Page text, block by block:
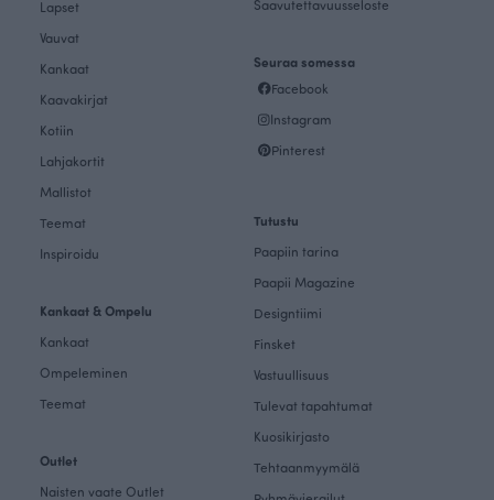
Lapset
Vauvat
Kankaat
Kaavakirjat
Kotiin
Lahjakortit
Mallistot
Teemat
Inspiroidu
Kankaat & Ompelu
Kankaat
Ompeleminen
Teemat
Outlet
Naisten vaate Outlet
Saavutettavuusseloste
Seuraa somessa
Facebook
Instagram
Pinterest
Tutustu
Paapiin tarina
Paapii Magazine
Designtiimi
Finsket
Vastuullisuus
Tulevat tapahtumat
Kuosikirjasto
Tehtaanmyymälä